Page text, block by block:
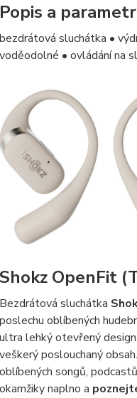
Popis a
bezdrátová sluchátka •
voděodolné • ovládání na
Shokz OpenFit
Bezdrátová sluchátka
poslechu oblíbených
ultra lehký otevřený
veškerý poslouchaný
oblíbených songů,
okamžiky naplno a